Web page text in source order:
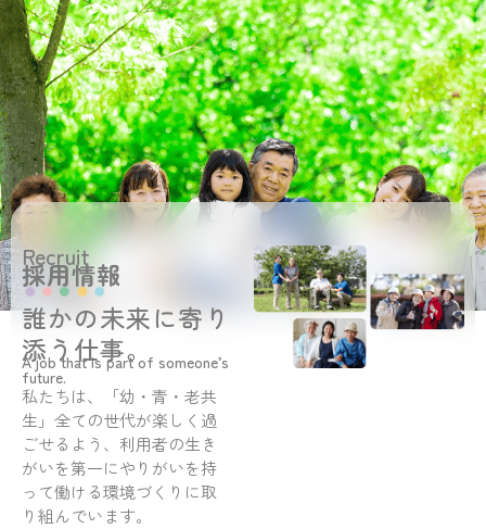
Recruit
採用情報
誰かの未来に寄り
添う仕事。
A job that is part of someone’s
future.
私たちは、「幼・青・老共
生」全ての世代が楽しく過
ごせるよう、利用者の生き
がいを第一にやりがいを持
って働ける環境づくりに取
り組んでいます。